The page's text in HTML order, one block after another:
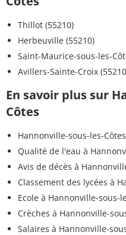
Thillot (55210)
Herbeuville (55210)
Saint-Maurice-sous-les-
Avillers-Sainte-Croix
En savoir plus sur
Côtes
Hannonville-sous-les-Côtes
Qualité de l'eau à
Avis de décès à
Classement des lycées à
Ecole à Hannonville-sous-
Crèches à Hannonville-
Salaires à Hannonville-